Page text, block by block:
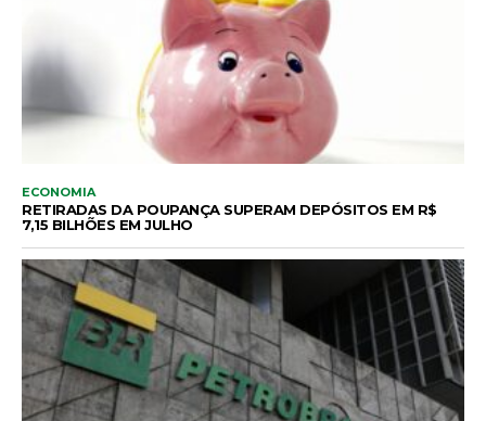
ECONOMIA
RETIRADAS DA POUPANÇA SUPERAM DEPÓSITOS EM R$
7,15 BILHÕES EM JULHO